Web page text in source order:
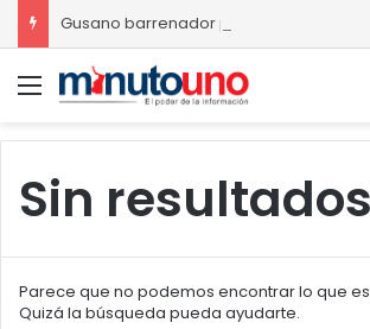
Menú
Sin resultados
Parece que no podemos encontrar lo que
Quizá la búsqueda pueda ayudarte.